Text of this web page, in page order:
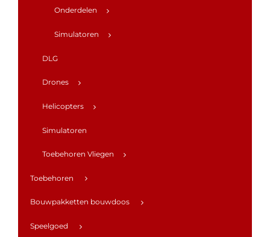
Onderdelen
Simulatoren
DLG
Drones
Helicopters
Simulatoren
Toebehoren Vliegen
Toebehoren
Bouwpakketten bouwdoos
Speelgoed